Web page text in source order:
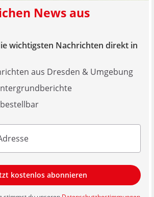
News aus
wichtigsten Nachrichten direkt in
aus Dresden & Umgebung
kostenlos abonnieren